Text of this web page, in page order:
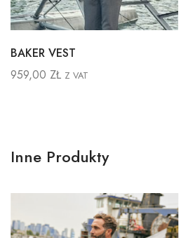
BAKER VEST
959,00 ZŁ Z VAT
Inne Produkty